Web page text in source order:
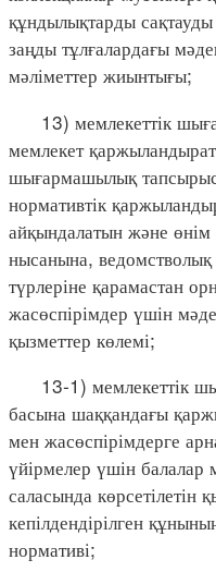
құндылықтарды
заңды тұлғалардағы
мәліметтер жиынтығы;
13) мемлекеттік
мемлекет
шығармашылық
нормативтік
айқындалатын және
нысанына,
түрлеріне қарамастан
жасөспірімдер үшін
қызметтер көлемі;
13-1) мемлекеттік
басына шаққандағы
мен жасөспірімдерге
үйірмелер үшін балалар
саласында көрсетілетін
кепілдендірілген
нормативі;